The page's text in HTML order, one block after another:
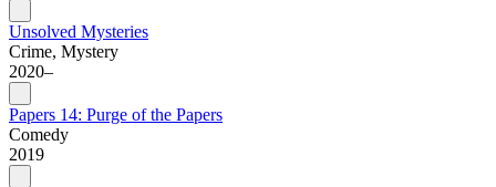
Unsolved Mysteries
Crime, Mystery
2020–
Papers 14: Purge of the Papers
Comedy
2019